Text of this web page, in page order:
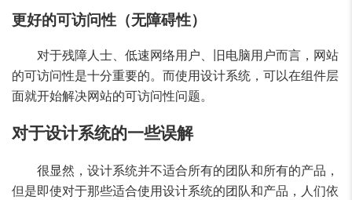
更好的可访问性（无障碍性）
对于残障人士、低速网络用户、旧电脑用户而言，网站
的可访问性是十分重要的。而使用设计系统，可以在组件层
面就开始解决网站的可访问性问题。
对于设计系统的一些误解
很显然，设计系统并不适合所有的团队和所有的产品，
但是即使对于那些适合使用设计系统的团队和产品，人们依